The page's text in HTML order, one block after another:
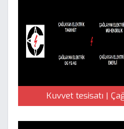
Kuvvet tesisatı |